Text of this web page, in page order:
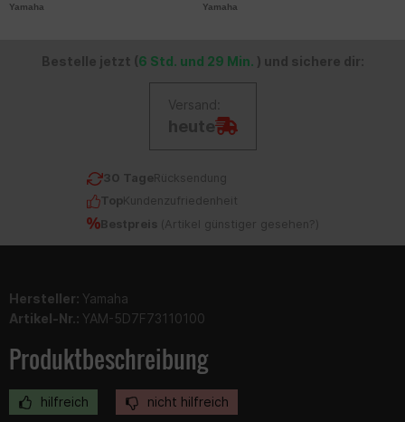
Yamaha Yamaha
Bestelle jetzt ( 6 Std. und 29 Min. ) und sichere dir:
Versand:
heute
30 TageRücksendung
TopKundenzufriedenheit
Bestpreis ( Artikel günstiger gesehen? )
Hersteller: Yamaha
Artikel-Nr.: YAM-5D7F73110100
Produktbeschreibung
hilfreich nicht hilfreich